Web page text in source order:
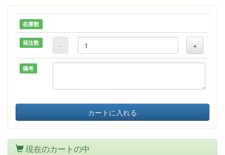
在庫数
発注数 - +
備考
カートに入れる
現在のカートの中